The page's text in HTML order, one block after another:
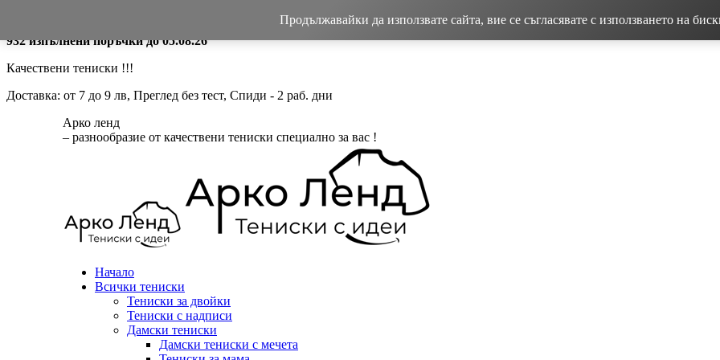
content
932 изпълнени поръчки до 05.08.26
Качествени тениски !!!
Доставка: от 7 до 9 лв, Преглед без тест, Спиди - 2 раб. дни
Aрко ленд
– разнообразие от качествени тениски специално за вас !
Начало
Всички тениски
Тениски за двойки
Тениски с надписи
Дамски тениски
Дамски тениски с мечета
Продължавайки да използвате сайта, вие се съгласявате с използването на